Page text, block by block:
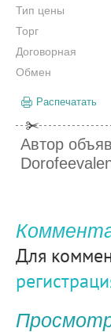
Тип цены
Торг
Договорная
Обмен
Распечатать
Автор
Для